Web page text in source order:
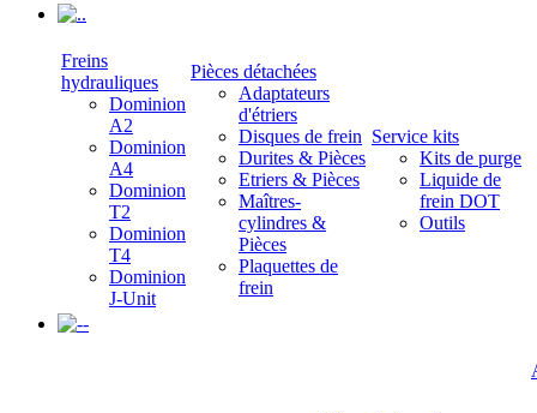
.
Freins
hydrauliques
Dominion
A2
Dominion
A4
Dominion
T2
Dominion
T4
Dominion
J-Unit
Pièces détachées
Adaptateurs
d'étriers
Disques de frein
Durites & Pièces
Etriers & Pièces
Maîtres-
cylindres &
Pièces
Plaquettes de
frein
Service kits
Kits de purge
Liquide de
frein DOT
Outils
-